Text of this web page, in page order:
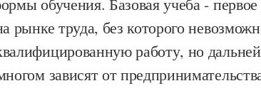
рынке труда, без которого
работу, но
зависят от